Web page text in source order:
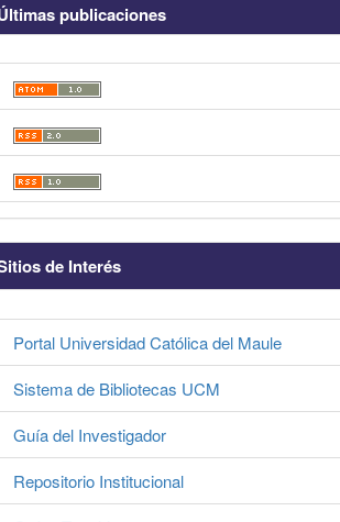
publicaciones
de Interés
Portal Universidad Católica del Maule
Sistema de Bibliotecas UCM
Guía del Investigador
Repositorio Institucional